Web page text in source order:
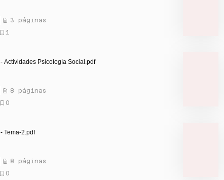
3 páginas
1
- Actividades Psicología Social.pdf
8 páginas
0
- Tema-2.pdf
8 páginas
0